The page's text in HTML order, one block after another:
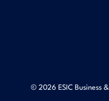
© 2026 ESIC Business